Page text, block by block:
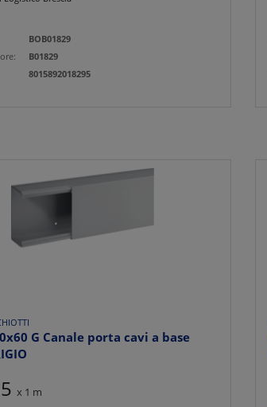
BOB01829
B01829
8015892018295
G Canale porta cavi a base
x 1 m